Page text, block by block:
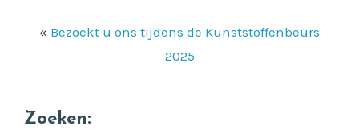
« Bezoekt u ons tijdens de Kunststoffenbeurs
2025
Zoeken: